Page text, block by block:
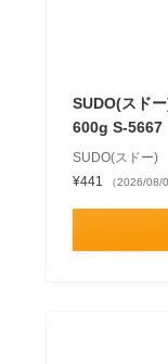
SUDO(スド
600g S-5667
SUDO(スドー)
¥441
（2026/08/